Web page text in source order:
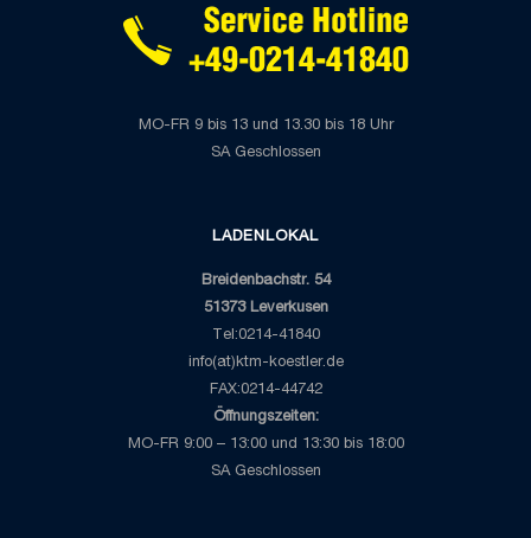
MO-FR 9 bis 13 und 13.30 bis 18 Uhr
SA Geschlossen
LADENLOKAL
Breidenbachstr. 54
51373 Leverkusen
Tel:0214-41840
info(at)ktm-koestler.de
FAX:0214-44742
Öffnungszeiten:
MO-FR 9:00 – 13:00 und 13:30 bis 18:00
SA Geschlossen